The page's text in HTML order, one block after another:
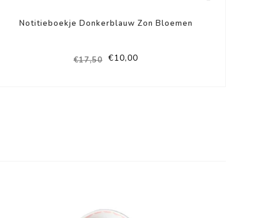
Notitieboekje Donkerblauw Zon Bloemen
€17,50 €10,00